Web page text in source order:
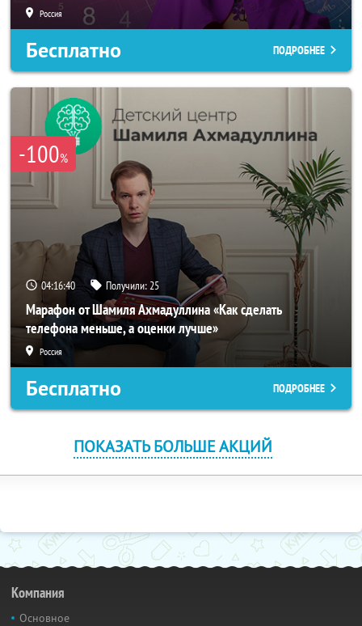
Россия
Бесплатно ПОДРОБНЕЕ
-100%
04:16:40 Получили:25
Марафон от Шамиля Ахмадуллина «Как сделать
телефона меньше, а оценки лучше»
Россия
Бесплатно ПОДРОБНЕЕ
ПОКАЗАТЬ БОЛЬШЕ АКЦИЙ
Компания
Основное